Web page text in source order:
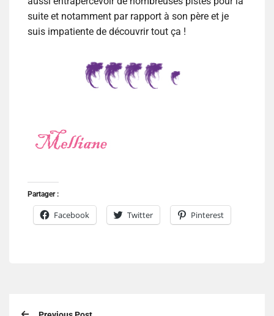
suite et notamment par rapport à son père et je
suis impatiente de découvrir tout ça !
Partager :
Facebook Twitter Pinterest